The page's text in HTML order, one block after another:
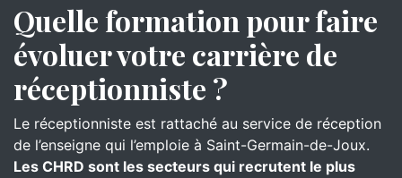
Quelle formation pour faire
évoluer votre carrière de
réceptionniste ?
Le réceptionniste est rattaché au service de réception
de l’enseigne qui l’emploie à Saint-Germain-de-Joux.
Les CHRD sont les secteurs qui recrutent le plus